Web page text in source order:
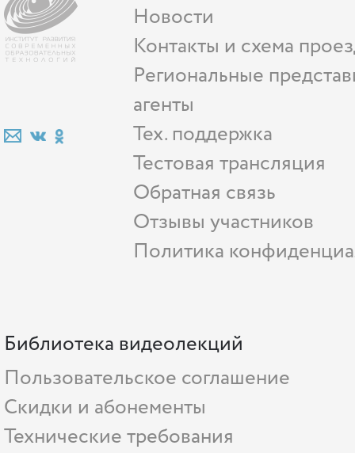
Новости
Контакты и схема
Региональные
агенты
Тех. поддержка
Тестовая трансляция
Обратная связь
Отзывы участников
Политика
Библиотека видеолекций
Пользовательское соглашение
Скидки и абонементы
Технические требования